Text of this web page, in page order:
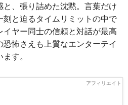
、張り詰めた沈黙。言葉だけ
と迫るタイムリミットの中で
ヤー同士の信頼と対話が最高
怖さえも上質なエンターテイ
す。